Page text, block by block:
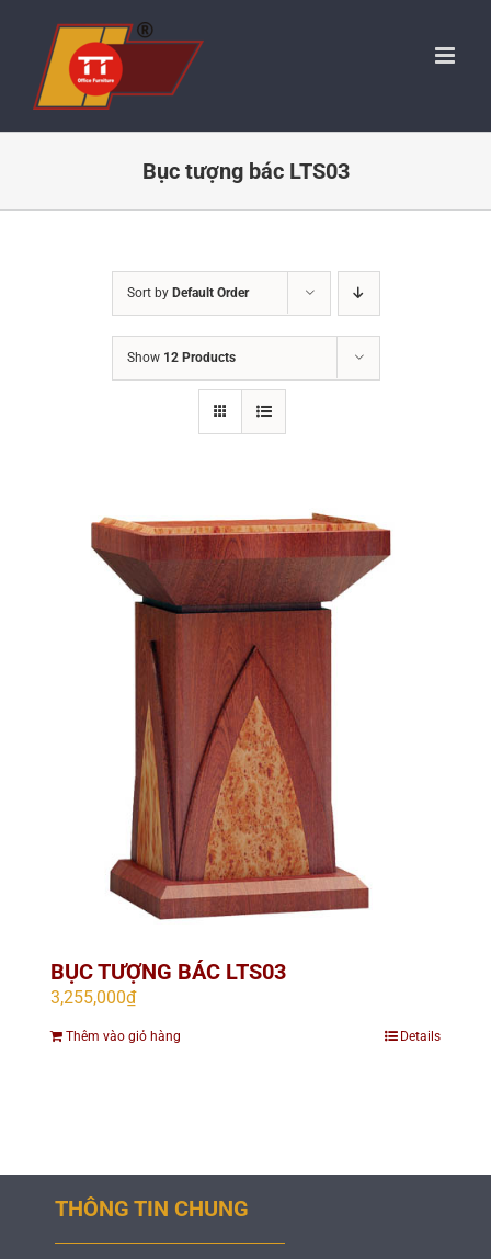
content
Bục tượng bác LTS03
Sort by Default Order
Show 12 Products
BỤC TƯỢNG BÁC LTS03
3,255,000₫
Thêm vào giỏ hàng Details
THÔNG TIN CHUNG